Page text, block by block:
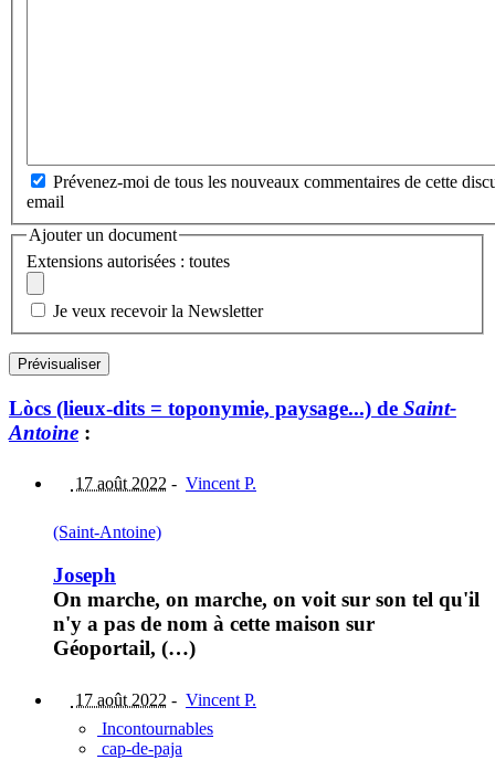
Prévenez-moi de tous les nouveaux commentaires de cette
email
Ajouter un document
Extensions autorisées : toutes
Je veux recevoir la Newsletter
Lòcs (lieux-dits = toponymie, paysage...) de Saint-
Antoine :
17 août 2022 - Vincent P.
(Saint-Antoine)
Joseph
On marche, on marche, on voit sur son tel qu'il
n'y a pas de nom à cette maison sur
Géoportail, (…)
17 août 2022 - Vincent P.
Incontournables
cap-de-paja